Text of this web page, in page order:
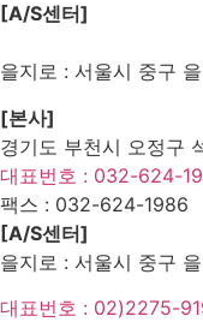
[A/S센터]
을지로 : 서울시 중구
[본사]
경기도 부천시 오정구
대표번호 : 032-624-
팩스 : 032-624-1986
[A/S센터]
을지로 : 서울시 중구
대표번호 : 02)2275-